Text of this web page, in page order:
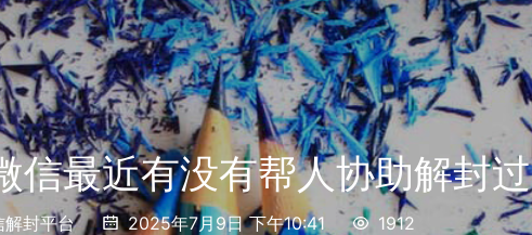
信最近有没有帮人协助解封过
解封平台 2025年7月9日 下午10:41 1912